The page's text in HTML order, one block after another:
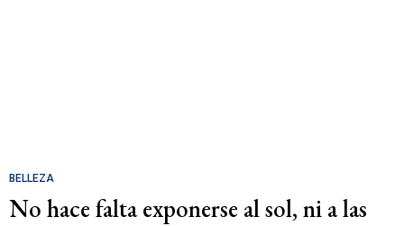
BELLEZA
No hace falta exponerse al sol, ni a las